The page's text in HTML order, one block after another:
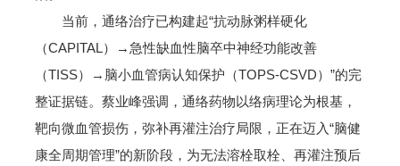
当前，通络治疗已构建起“抗动脉粥样硬化
（CAPITAL）→急性缺血性脑卒中神经功能改善
（TISS）→脑小血管病认知保护（TOPS-CSVD）”的完
整证据链。蔡业峰强调，通络药物以络病理论为根基，
靶向微血管损伤，弥补再灌注治疗局限，正在迈入“脑健
康全周期管理”的新阶段，为无法溶栓取栓、再灌注预后